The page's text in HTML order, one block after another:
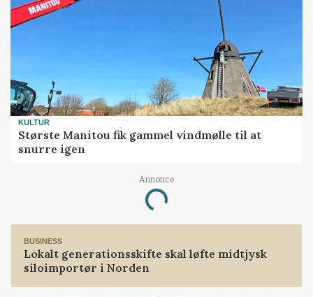
KULTUR
Største Manitou fik gammel vindmølle til at
snurre igen
Annonce
Loading...
BUSINESS
Lokalt generationsskifte skal løfte midtjysk
siloimportør i Norden